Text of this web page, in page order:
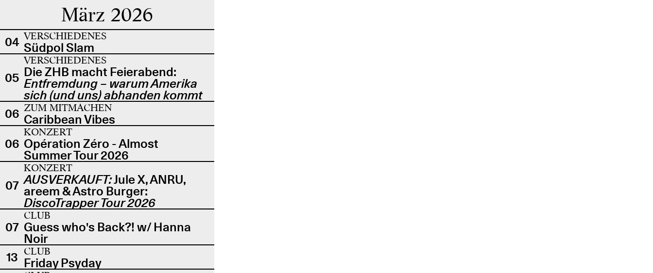
März 2026
04 VERSCHIEDENES
Südpol Slam
05
VERSCHIEDENES
Die ZHB macht Feierabend:
Entfremdung – warum Amerika
sich (und uns) abhanden kommt
06 ZUM MITMACHEN
Caribbean Vibes
06
KONZERT
Opération Zéro - Almost
Summer Tour 2026
07
KONZERT
AUSVERKAUFT:Jule X, ANRU,
areem & Astro Burger:
DiscoTrapper Tour 2026
07
CLUB
Guess who's Back?! w/ Hanna
Noir
13 CLUB
Friday Psyday